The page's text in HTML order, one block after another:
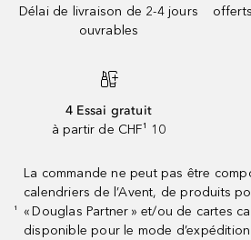
Délai de livraison de 2-4 jours
ouvrables
4 Essai gratuit
à partir de CHF¹ 10
¹
La commande ne peut pas être
calendriers de l’Avent, de produits
« Douglas Partner » et/ou de cartes
disponible pour le mode